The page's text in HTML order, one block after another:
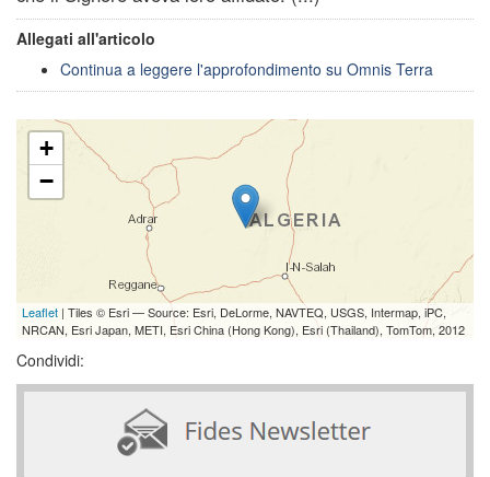
Allegati all'articolo
Continua a leggere l'approfondimento su Omnis Terra
+
−
Leaflet | Tiles © Esri — Source: Esri, DeLorme, NAVTEQ, USGS, Intermap, iPC,
NRCAN, Esri Japan, METI, Esri China (Hong Kong), Esri (Thailand), TomTom, 2012
Condividi: